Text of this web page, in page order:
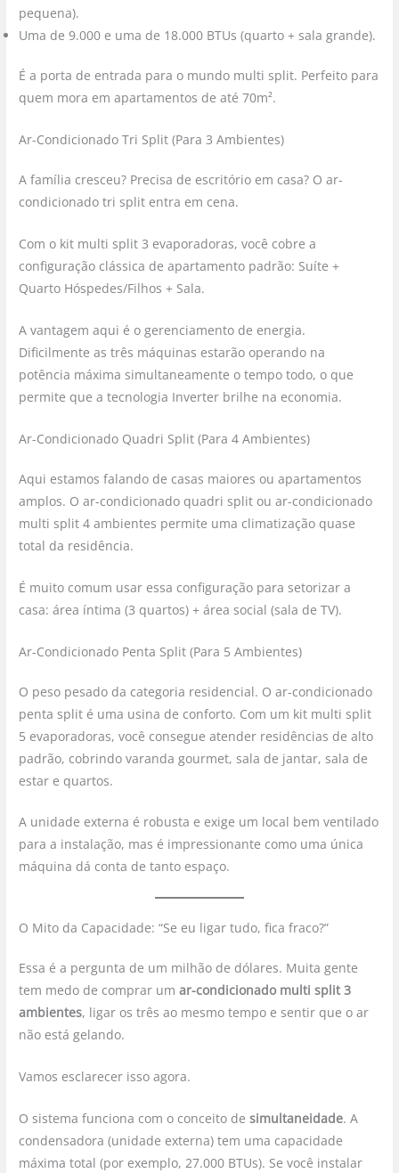
pequena).
Uma de 9.000 e uma de 18.000 BTUs (quarto + sala grande).
É a porta de entrada para o mundo multi split. Perfeito para
quem mora em apartamentos de até 70m².
Ar-Condicionado Tri Split (Para 3 Ambientes)
A família cresceu? Precisa de escritório em casa? O ar-
condicionado tri split entra em cena.
Com o kit multi split 3 evaporadoras, você cobre a
configuração clássica de apartamento padrão: Suíte +
Quarto Hóspedes/Filhos + Sala.
A vantagem aqui é o gerenciamento de energia.
Dificilmente as três máquinas estarão operando na
potência máxima simultaneamente o tempo todo, o que
permite que a tecnologia Inverter brilhe na economia.
Ar-Condicionado Quadri Split (Para 4 Ambientes)
Aqui estamos falando de casas maiores ou apartamentos
amplos. O ar-condicionado quadri split ou ar-condicionado
multi split 4 ambientes permite uma climatização quase
total da residência.
É muito comum usar essa configuração para setorizar a
casa: área íntima (3 quartos) + área social (sala de TV).
Ar-Condicionado Penta Split (Para 5 Ambientes)
O peso pesado da categoria residencial. O ar-condicionado
penta split é uma usina de conforto. Com um kit multi split
5 evaporadoras, você consegue atender residências de alto
padrão, cobrindo varanda gourmet, sala de jantar, sala de
estar e quartos.
A unidade externa é robusta e exige um local bem ventilado
para a instalação, mas é impressionante como uma única
máquina dá conta de tanto espaço.
O Mito da Capacidade: “Se eu ligar tudo, fica fraco?”
Essa é a pergunta de um milhão de dólares. Muita gente
tem medo de comprar umar-condicionado multi split 3
ambientes, ligar os três ao mesmo tempo e sentir que o ar
não está gelando.
Vamos esclarecer isso agora.
O sistema funciona com o conceito desimultaneidade. A
condensadora (unidade externa) tem uma capacidade
máxima total (por exemplo, 27.000 BTUs). Se você instalar